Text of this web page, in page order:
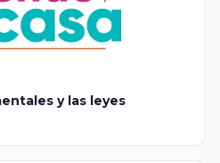
y las leyes